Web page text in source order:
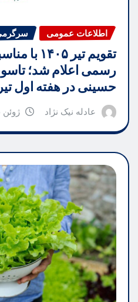
اطلاعات عمومی
تقویم تیر
رسمی اعلام شد؛
حسینی در هفته اول
عادله نیک نژاد ژوئن 16, 2026